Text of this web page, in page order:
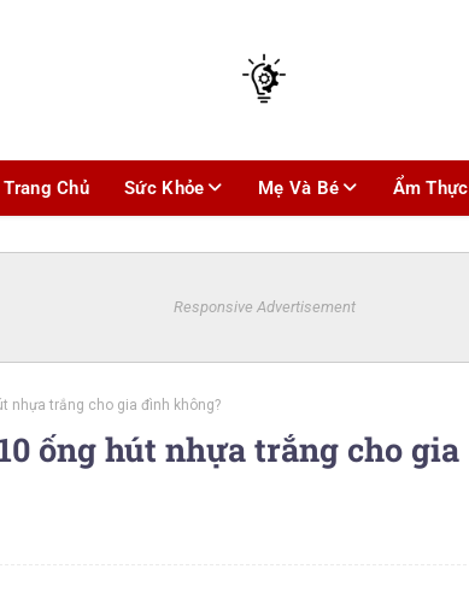
Trang Chủ Sức Khỏe Mẹ Và Bé Ẩm Thực
Responsive Advertisement
nhựa trắng cho gia đình không?
ống hút nhựa trắng cho gia